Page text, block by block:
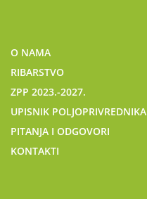
O NAMA
RIBARSTVO
ZPP 2023.-2027.
UPISNIK POLJOPRIVREDNIKA
PITANJA I ODGOVORI
KONTAKTI